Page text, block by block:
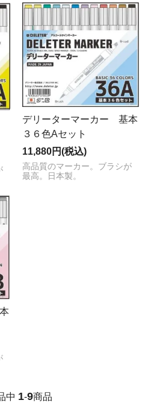
デリーターマーカー 基本
３６色Aセット
11,880円(税込)
高品質のマーカー。ブラシが
最高。日本製。
中 1-9商品